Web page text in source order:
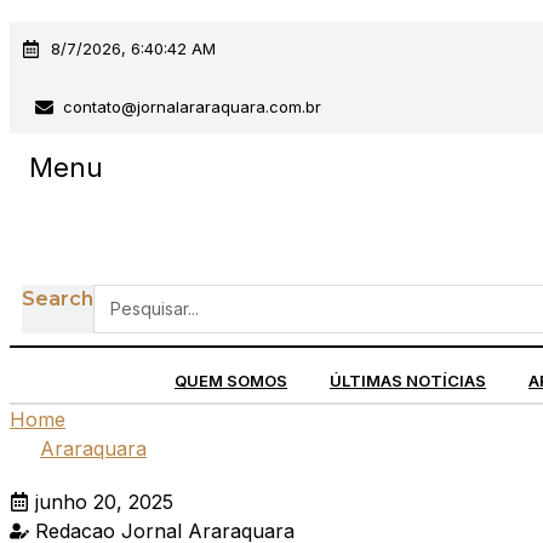
para
conteúdo
8/7/2026, 6:40:42 AM
contato@jornalararaquara.com.br
Menu
Search
QUEM SOMOS ÚLTIMAS NOTÍCIAS
Home
Araraquara
junho 20, 2025
Redacao Jornal Araraquara